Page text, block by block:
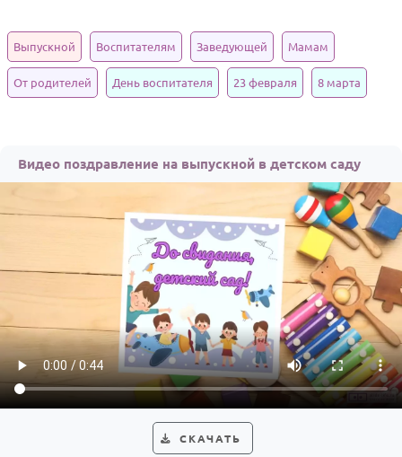
Стихи и тексты
ПРАЗДНИКИ
Свадьба
Календарь праздников
КОМУ
Мужчине
Маме
Папе
Все родственники
Выпускной Воспитателям Заведующей Мамам
От родителей День воспитателя 23 февраля 8 марта
Видео поздравление на выпускной в детском саду
СКАЧАТЬ